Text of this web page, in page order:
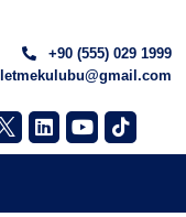
+90 (555) 029 1999